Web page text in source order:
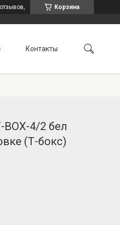
Корзина
Контакты
4/2 бел
(Т-бокс)